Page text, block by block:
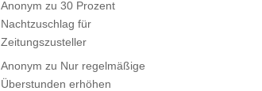
Anonym zu30 Prozent
Nachtzuschlag für
Zeitungszusteller
Anonym zu Nur regelmäßige
Überstunden erhöhen